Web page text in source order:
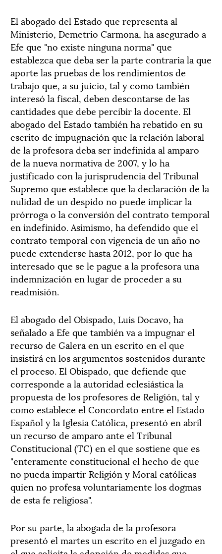
El abogado del Estado que representa al
Ministerio, Demetrio Carmona, ha asegurado a
Efe que "no existe ninguna norma" que
establezca que deba ser la parte contraria la que
aporte las pruebas de los rendimientos de
trabajo que, a su juicio, tal y como también
interesó la fiscal, deben descontarse de las
cantidades que debe percibir la docente. El
abogado del Estado también ha rebatido en su
escrito de impugnación que la relación laboral
de la profesora deba ser indefinida al amparo
de la nueva normativa de 2007, y lo ha
justificado con la jurisprudencia del Tribunal
Supremo que establece que la declaración de la
nulidad de un despido no puede implicar la
prórroga o la conversión del contrato temporal
en indefinido. Asimismo, ha defendido que el
contrato temporal con vigencia de un año no
puede extenderse hasta 2012, por lo que ha
interesado que se le pague a la profesora una
indemnización en lugar de proceder a su
readmisión.
El abogado del Obispado, Luis Docavo, ha
señalado a Efe que también va a impugnar el
recurso de Galera en un escrito en el que
insistirá en los argumentos sostenidos durante
el proceso. El Obispado, que defiende que
corresponde a la autoridad eclesiástica la
propuesta de los profesores de Religión, tal y
como establece el Concordato entre el Estado
Español y la Iglesia Católica, presentó en abril
un recurso de amparo ante el Tribunal
Constitucional (TC) en el que sostiene que es
"enteramente constitucional el hecho de que
no pueda impartir Religión y Moral católicas
quien no profesa voluntariamente los dogmas
de esta fe religiosa".
Por su parte, la abogada de la profesora
presentó el martes un escrito en el juzgado en